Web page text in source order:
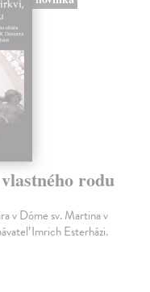
rodu
v Dóme sv. Martina v
Imrich Esterházi.